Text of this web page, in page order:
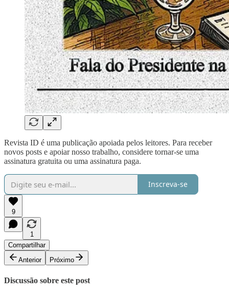
Revista ID é uma publicação apoiada pelos leitores. Para receber
novos posts e apoiar nosso trabalho, considere tornar-se uma
assinatura gratuita ou uma assinatura paga.
Inscreva-se
9
1
Compartilhar
Anterior
Próximo
Discussão sobre este post